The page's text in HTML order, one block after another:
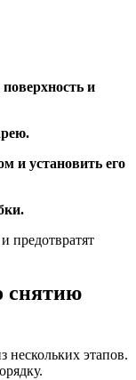
и
и установить его
предотвратят
снятию
нескольких этапов.